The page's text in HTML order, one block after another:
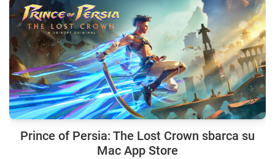
Prince of Persia: The Lost Crown sbarca su
Mac App Store